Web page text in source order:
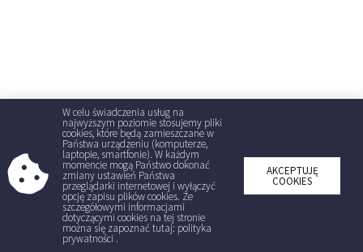
W celu świadczenia usług na
najwyższym poziomie stosujemy pliki
cookies, które będą zamieszczane w
Państwa urządzeniu (komputerze,
laptopie, smartfonie). W każdym
momencie mogą Państwo dokonać
zmiany ustawień Państwa
przeglądarki internetowej i wyłączyć
opcję zapisu plików cookies. Ze
szczegółowymi informacjami
dotyczącymi cookies na tej stronie
można się zapoznać tutaj: polityka
prywatności .
AKCEPTUJĘ
COOKIES